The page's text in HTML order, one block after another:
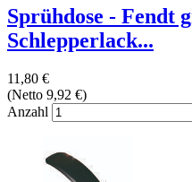
Sprühdose - Fendt
Schlepperlack...
11,80 €
(Netto 9,92 €)
Anzahl